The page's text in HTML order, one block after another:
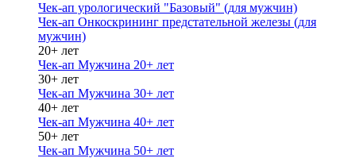
Чек-ап урологический "Базовый" (для мужчин)
Чек-ап Онкоскрининг предстательной железы (для
мужчин)
20+ лет
Чек-ап Мужчина 20+ лет
30+ лет
Чек-ап Мужчина 30+ лет
40+ лет
Чек-ап Мужчина 40+ лет
50+ лет
Чек-ап Мужчина 50+ лет